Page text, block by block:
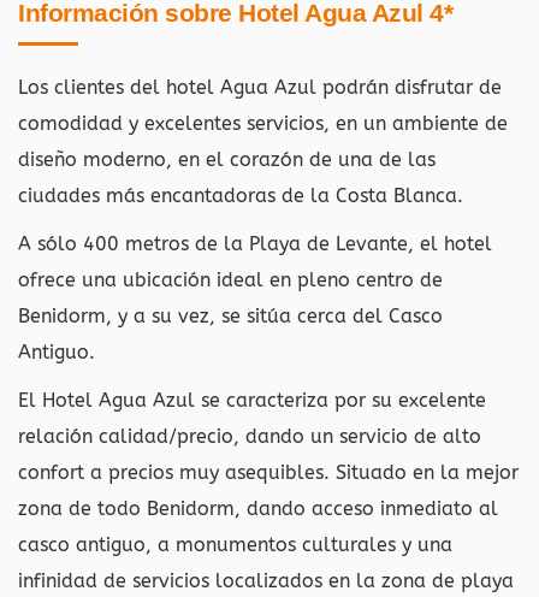
Información sobre Hotel Agua Azul 4*
Los clientes del hotel Agua Azul podrán disfrutar de
comodidad y excelentes servicios, en un ambiente de
diseño moderno, en el corazón de una de las
ciudades más encantadoras de la Costa Blanca.
A sólo 400 metros de la Playa de Levante, el hotel
ofrece una ubicación ideal en pleno centro de
Benidorm, y a su vez, se sitúa cerca del Casco
Antiguo.
El Hotel Agua Azul se caracteriza por su excelente
relación calidad/precio, dando un servicio de alto
confort a precios muy asequibles. Situado en la mejor
zona de todo Benidorm, dando acceso inmediato al
casco antiguo, a monumentos culturales y una
infinidad de servicios localizados en la zona de playa